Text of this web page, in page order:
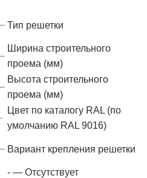
Тип решетки
Ширина строительного
проема (мм)
Высота строительного
проема (мм)
Цвет по каталогу RAL (по
умолчанию RAL 9016)
Вариант крепления решетки
- — Отсутствует